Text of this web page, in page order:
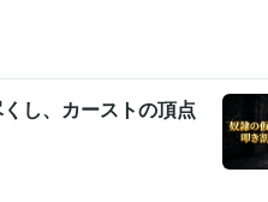
し、カーストの頂点